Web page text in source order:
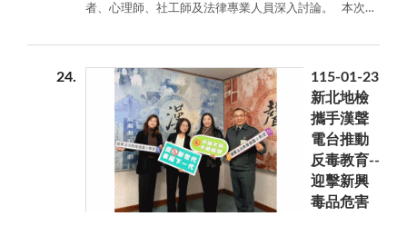
意，該空間由更保會新北分會陳柄武常務委員為紀念母
教化活動轉化為溫馨的家庭聚會。造舟藝術家大沐老師
的生命故事分享，以「自力造舟」隱喻人生方向的掌
握，並帶領受保護管束人及家屬共同DIY模型獨木舟。更
生之路雖如海上航行，波濤洶湧，容易迷失航向，但只
要有家人的支持與堅定的意志，就能划向正向的未來。
本次活動向受保護管束人傳遞正向的信念以帶動善的循
環，引導大家重視家庭、學習付出愛與關懷，找回人生
的方向。
者、心理師、社工師及法律專業人員深入討論。 本次受
怡婷律師針對促進者的實務分享，就修復協議的專業擬
定給予具體回饋；廖淑月心理師則由心理專業切入，分
析修復過程中的心理層次與轉折，引導與會者回溯當事
人過往的相處面相，促使促進者與當事人在修復程序中
產生更深層的反思。現場與會的促進者也紛紛就各自專
業背景與實務經驗，提出寶貴的交流意見。 廖怡婷督導
於會議中強調，修復協議的擬定雖不具強制執行力，但
在協議過程中，實質為雙方當事人提供了「不同相處方
式的選擇」。廖淑月督導進一步指出，家事案件往往長
24
115-01-23
新北地檢
攜手漢聲
電台推動
反毒教育--
迎擊新興
毒品危害